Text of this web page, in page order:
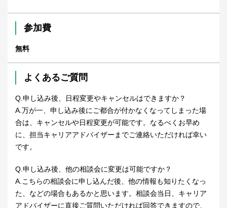
参加費
無料
よくあるご質問
Q.申し込み後、日程変更やキャンセルはできますか？
A.万が一、申し込み後にご都合が付かなくなってしまった場
合は、キャンセルや日程変更が可能です。なるべくお早め
に、担当キャリアアドバイザーまでご連絡いただければ幸い
です。
Q.申し込み後、他の相談会に変更は可能ですか？
A.こちらの相談会に申し込んだ後、他の情報も知りたくなっ
た、などの場合もあるかと思います。相談会当日、キャリア
アドバイザーに直接ご質問いただければ回答できますので、